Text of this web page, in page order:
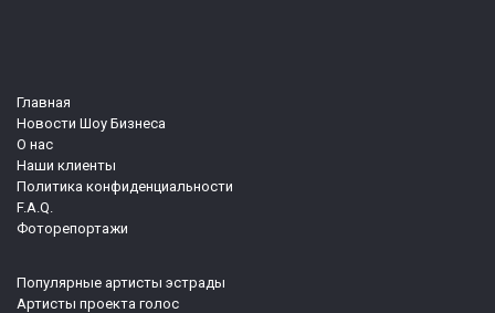
Главная
Новости Шоу Бизнеса
О нас
Наши клиенты
Политика конфиденциальности
F.A.Q.
Фоторепортажи
Популярные артисты эстрады
Артисты проекта голос